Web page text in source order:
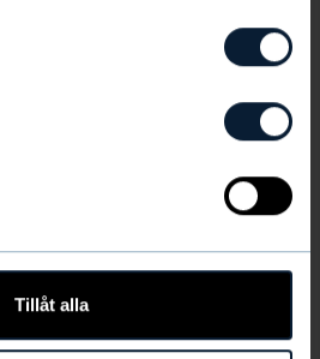
Tillåt alla
av Newbodys